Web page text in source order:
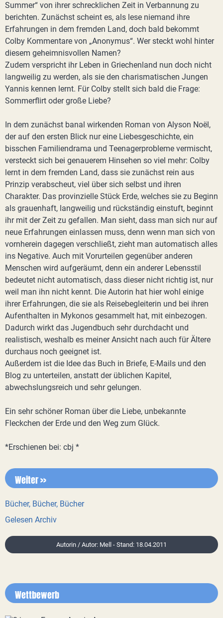
Summer“ von ihrer schrecklichen Zeit in Verbannung zu
berichten. Zunächst scheint es, als lese niemand ihre
Erfahrungen in dem fremden Land, doch bald bekommt
Colby Kommentare von „Anonymus“. Wer steckt wohl hinter
diesem geheimnisvollen Namen?
Zudem verspricht ihr Leben in Griechenland nun doch nicht
langweilig zu werden, als sie den charismatischen Jungen
Yannis kennen lernt. Für Colby stellt sich bald die Frage:
Sommerflirt oder große Liebe?
In dem zunächst banal wirkenden Roman von Alyson Noël,
der auf den ersten Blick nur eine Liebesgeschichte, ein
bisschen Familiendrama und Teenagerprobleme vermischt,
versteckt sich bei genauerem Hinsehen so viel mehr: Colby
lernt in dem fremden Land, dass sie zunächst rein aus
Prinzip verabscheut, viel über sich selbst und ihren
Charakter. Das provinzielle Stück Erde, welches sie zu Beginn
als grauenhaft, langweilig und rückständig einstuft, beginnt
ihr mit der Zeit zu gefallen. Man sieht, dass man sich nur auf
neue Erfahrungen einlassen muss, denn wenn man sich von
vornherein dagegen verschließt, zieht man automatisch alles
ins Negative. Auch mit Vorurteilen gegenüber anderen
Menschen wird aufgeräumt, denn ein anderer Lebensstil
bedeutet nicht automatisch, dass dieser nicht richtig ist, nur
weil man ihn nicht kennt. Die Autorin hat hier wohl einige
ihrer Erfahrungen, die sie als Reisebegleiterin und bei ihren
Aufenthalten in Mykonos gesammelt hat, mit einbezogen.
Dadurch wirkt das Jugendbuch sehr durchdacht und
realistisch, weshalb es meiner Ansicht nach auch für Ältere
durchaus noch geeignet ist.
Außerdem ist die Idee das Buch in Briefe, E-Mails und den
Blog zu unterteilen, anstatt der üblichen Kapitel,
abwechslungsreich und sehr gelungen.
Ein sehr schöner Roman über die Liebe, unbekannte
Fleckchen der Erde und den Weg zum Glück.
*Erschienen bei: cbj *
Weiter >>
Bücher, Bücher, Bücher
Gelesen Archiv
Autorin / Autor: Mell - Stand: 18.04.2011
Wettbewerb